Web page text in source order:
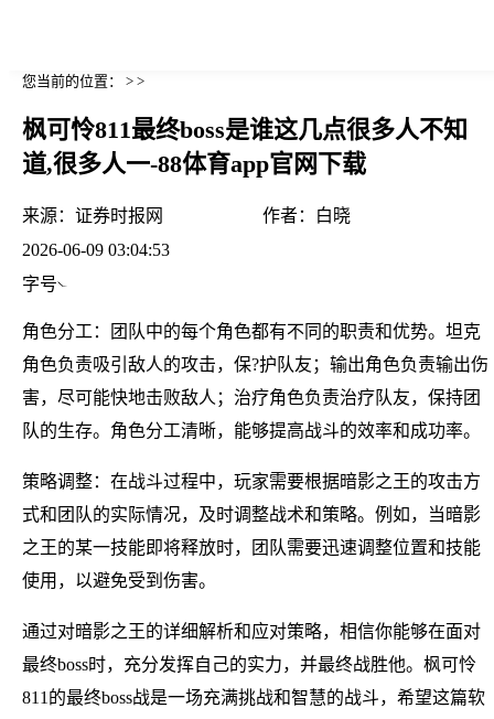
您当前的位置： > >
枫可怜811最终boss是谁这几点很多人不知
道,很多人一-88体育app官网下载
来源： 证券时报网 作者：
白晓
2026-06-09 03:04:53
字号
角色分工：团队中的每个角色都有不同的职责和优势。坦克
角色负责吸引敌人的攻击，保?护队友；输出角色负责输出伤
害，尽可能快地击败敌人；治疗角色负责治疗队友，保持团
队的生存。角色分工清晰，能够提高战斗的效率和成功率。
策略调整：在战斗过程中，玩家需要根据暗影之王的攻击方
式和团队的实际情况，及时调整战术和策略。例如，当暗影
之王的某一技能即将释放时，团队需要迅速调整位置和技能
使用，以避免受到伤害。
通过对暗影之王的详细解析和应对策略，相信你能够在面对
最终boss时，充分发挥自己的实力，并最终战胜他。枫可怜
811的最终boss战是一场充满挑战和智慧的战斗，希望这篇软